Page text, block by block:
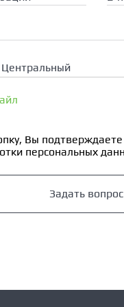
Вы подтверждаете
персональных
Задать вопрос